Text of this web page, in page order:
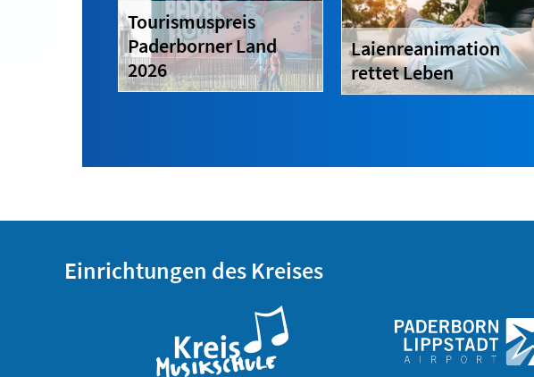
Tourismuspreis
Paderborner Land
2026
Laienreanimation
rettet Leben
Einrichtungen des Kreises